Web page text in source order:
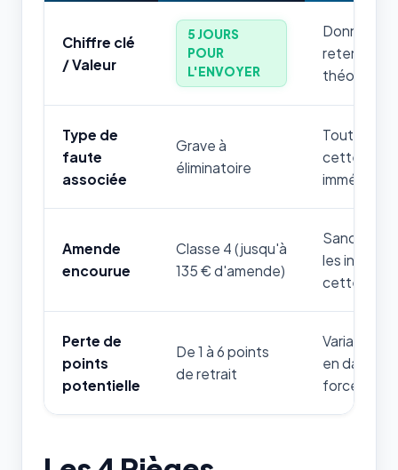
Chiffre clé
/ Valeur
5 JOURS
POUR
L'ENVOYER
Donnée
retenir par
théorique.
Type de
faute
associée
Grave à
éliminatoire
Toute
cette
Amende
encourue
Classe 4 (jusqu'à
135 € d'amende)
Sanction
les
cette
Perte de
points
potentielle
De 1 à 6 points
de retrait
Variable
en danger
forces de